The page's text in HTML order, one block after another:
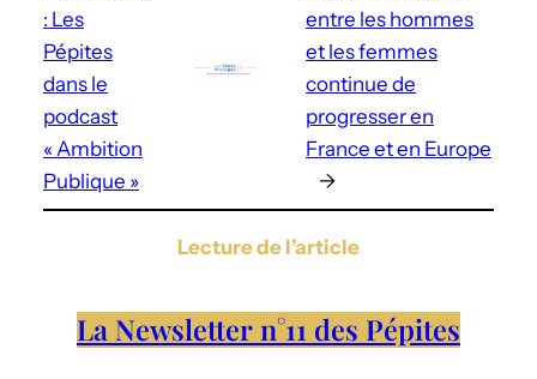
: Les
Pépites
dans le
podcast
« Ambition
Publique »
entre les hommes
et les femmes
continue de
progresser en
France et en Europe
→
Lecture de l’article
La Newsletter n°11 des Pépites